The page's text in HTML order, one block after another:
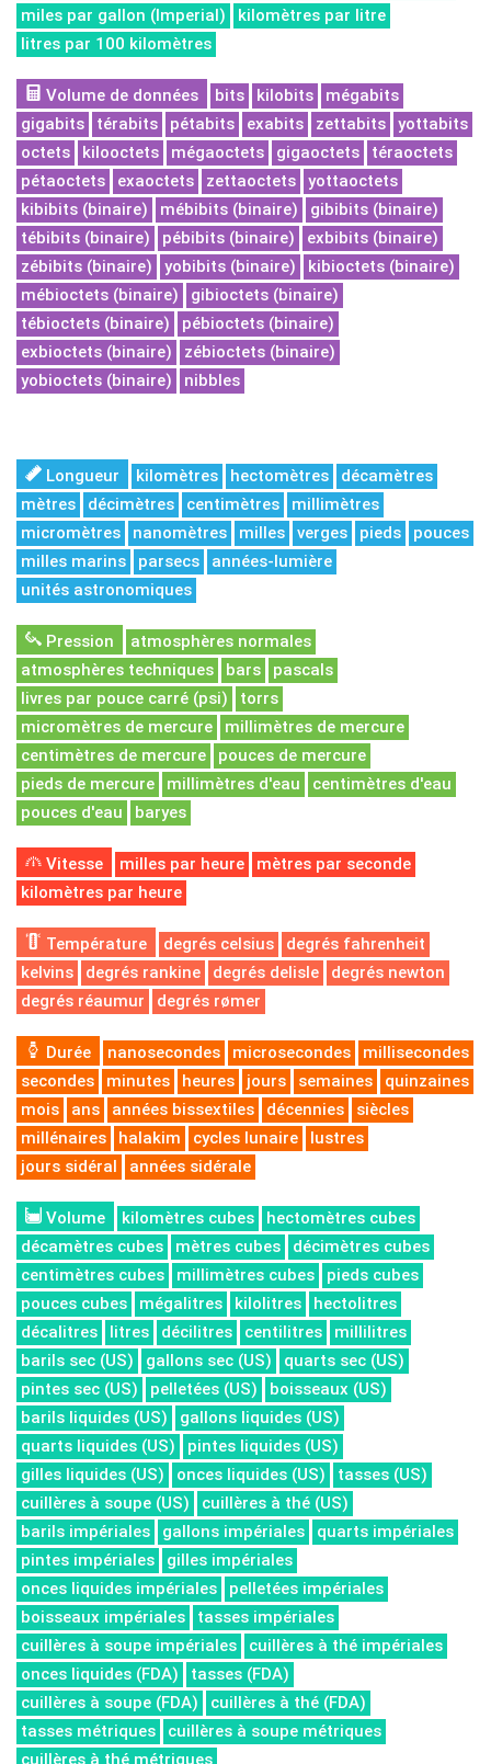
miles par gallon (Imperial)
kilomètres par litre
litres par 100 kilomètres
Volume de données bits kilobits
mégabits
gigabits
térabits pétabits exabits zettabits
yottabits
octets
kilooctets mégaoctets gigaoctets
téraoctets
pétaoctets
exaoctets zettaoctets
yottaoctets
kibibits (binaire)
mébibits (binaire)
gibibits (binaire)
tébibits (binaire)
pébibits (binaire)
exbibits (binaire)
zébibits (binaire)
yobibits (binaire)
kibioctets (binaire)
mébioctets (binaire)
gibioctets (binaire)
tébioctets (binaire)
pébioctets (binaire)
exbioctets (binaire)
zébioctets (binaire)
yobioctets (binaire)
nibbles
Longueur kilomètres hectomètres
décamètres
mètres
décimètres centimètres
millimètres
micromètres
nanomètres milles verges pieds
pouces
milles marins
parsecs
années-lumière
unités astronomiques
Pression
atmosphères normales
atmosphères techniques
bars
pascals
livres par pouce carré (psi)
torrs
micromètres de mercure
millimètres de mercure
centimètres de mercure
pouces de mercure
pieds de mercure
millimètres d'eau
centimètres d'eau
pouces d'eau
baryes
Vitesse milles par heure
mètres par seconde
kilomètres par heure
Température degrés celsius
degrés fahrenheit
kelvins
degrés rankine degrés delisle
degrés newton
degrés réaumur
degrés rømer
Durée nanosecondes microsecondes
millisecondes
secondes
minutes heures jours semaines
quinzaines
mois
ans années bissextiles décennies
siècles
millénaires
halakim cycles lunaire
lustres
jours sidéral
années sidérale
Volume kilomètres cubes
hectomètres cubes
décamètres cubes
mètres cubes
décimètres cubes
centimètres cubes
millimètres cubes
pieds cubes
pouces cubes
mégalitres kilolitres
hectolitres
décalitres
litres décilitres centilitres
millilitres
barils sec (US)
gallons sec (US)
quarts sec (US)
pintes sec (US)
pelletées (US)
boisseaux (US)
barils liquides (US)
gallons liquides (US)
quarts liquides (US)
pintes liquides (US)
gilles liquides (US)
onces liquides (US)
tasses (US)
cuillères à soupe (US)
cuillères à thé (US)
barils impériales
gallons impériales
quarts impériales
pintes impériales
gilles impériales
onces liquides impériales
pelletées impériales
boisseaux impériales
tasses impériales
cuillères à soupe impériales
cuillères à thé impériales
onces liquides (FDA)
tasses (FDA)
cuillères à soupe (FDA)
cuillères à thé (FDA)
tasses métriques
cuillères à soupe métriques
cuillères à thé métriques